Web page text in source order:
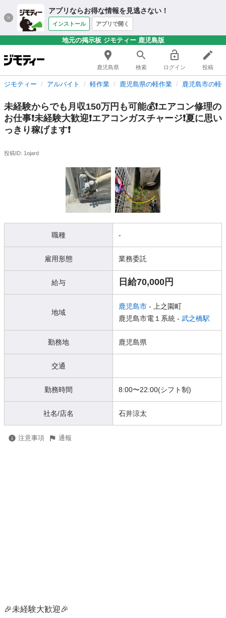
アプリならお得な情報を見逃さない！
インストール アプリで開く
地元の掲示板 ジモティー 鹿児島版
鹿児島県 検索 ログイン 投稿
ジモティー アルバイト 軽作業 鹿児島県の軽作業 鹿児島市の軽
未経験からでも月収150万円も可能💰❗️エアコン修理の
お仕事❗️未経験大歓迎❗️エアコンガスチャージ❗️夏に思い
っきり稼げます❗️
投稿ID: 1ojard
職種 -
雇用形態 業務委託
給与 日給70,000円
地域
鹿児島市 - 上之園町
鹿児島市電１系統 - 武之橋駅
勤務地 鹿児島県
交通
勤務時間 8:00〜22:00(シフト制)
社名/店名 石井涼太
注意事項 通報
🎉未経験大歓迎🎉